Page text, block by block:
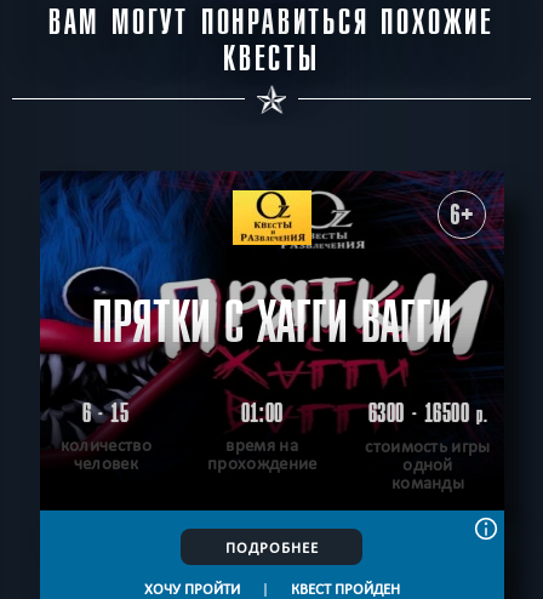
ВАМ МОГУТ ПОНРАВИТЬСЯ ПОХОЖИЕ
КВЕСТЫ
6+
ПРЯТКИ С ХАГГИ ВАГГИ
6 - 15
количество
человек
01:00
время на
прохождение
6300 - 16500р.
стоимость игры
одной
команды
ПОДРОБНЕЕ
ХОЧУ ПРОЙТИ | КВЕСТ ПРОЙДЕН